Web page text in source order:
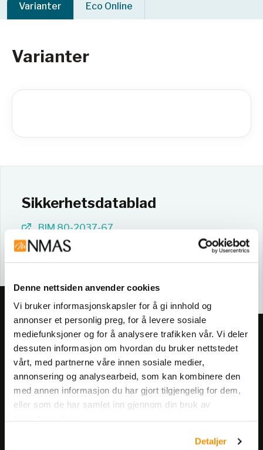
Denne nettsiden anvender cookies
Vi bruker informasjonskapsler for å gi innhold og
annonser et personlig preg, for å levere sosiale
mediefunksjoner og for å analysere trafikken vår. Vi deler
dessuten informasjon om hvordan du bruker nettstedet
vårt, med partnerne våre innen sosiale medier,
annonsering og analysearbeid, som kan kombinere den
med annen informasjon du har gjort tilgjengelig for dem,
eller som de har samlet inn gjennom din bruk av
Detaljer
Varianter Eco Online
Varianter
Sikkerhetsdatablad
BIM 80-2037-67
80-2037-67
Meld deg på vårt nyhetsbrev!
Få informasjon om produkter,
arrangementer og kampanjer.
Meld på nyhetsbrev